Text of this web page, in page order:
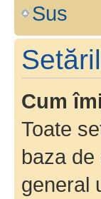
Sus
Cum
Toate
baza
general